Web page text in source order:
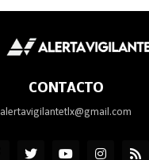
CONTACTO
alertavigilantetlx@gmail.com